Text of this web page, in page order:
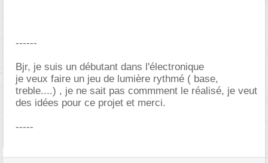
------
Bjr, je suis un débutant dans l'électronique
je veux faire un jeu de lumière rythmé ( base,
treble....) , je ne sait pas commment le réalisé, je veut
des idées pour ce projet et merci.
-----